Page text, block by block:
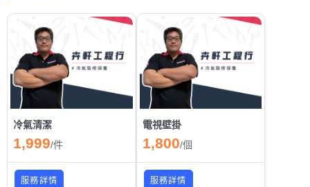
冷氣清潔
1,999/件
服務詳情
電視壁掛
1,800/個
服務詳情